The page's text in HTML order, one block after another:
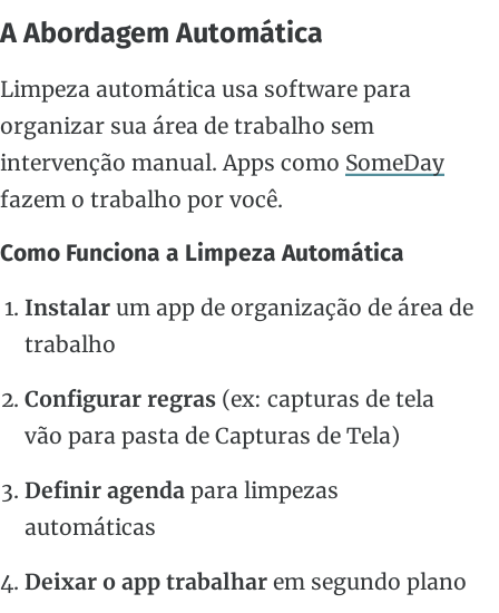
A Abordagem Automática
Limpeza automática usa software para
organizar sua área de trabalho sem
intervenção manual. Apps como SomeDay
fazem o trabalho por você.
Como Funciona a Limpeza Automática
Instalar um app de organização de área de
trabalho
Configurar regras (ex: capturas de tela
vão para pasta de Capturas de Tela)
Definir agenda para limpezas
automáticas
Deixar o app trabalhar em segundo plano